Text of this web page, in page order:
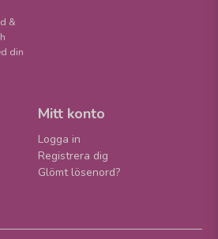
&
din
Mitt konto
Logga in
Registrera dig
Glömt lösenord?